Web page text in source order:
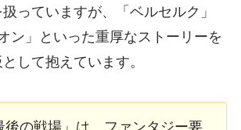
っていますが、「ベルセルク」
ン」といった重厚なストーリーを
して抱えています。